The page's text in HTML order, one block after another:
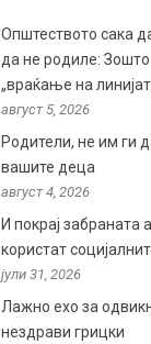
Општеството сака
да не родиле:
„враќање на
август 5, 2026
Родители, не им ги
вашите деца
август 4, 2026
И покрај забраната
користат
јули 31, 2026
Лажно ехо за
нездрави грицки